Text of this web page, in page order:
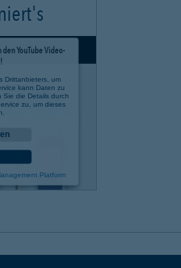
YouTube Video-
Drittanbieters, um
kann Daten zu
Sie die Details durch
zu, um dieses
Platform